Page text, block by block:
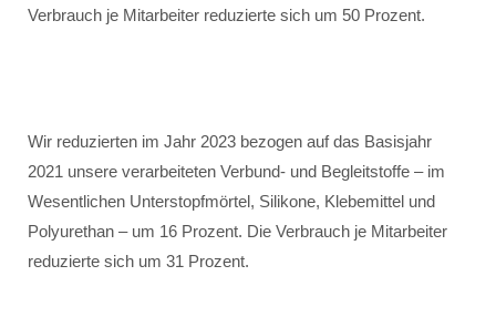
Verbrauch je Mitarbeiter reduzierte sich um 50 Prozent.
Wir reduzierten im Jahr 2023 bezogen auf das Basisjahr
2021 unsere verarbeiteten Verbund- und Begleitstoffe – im
Wesentlichen Unterstopfmörtel, Silikone, Klebemittel und
Polyurethan – um 16 Prozent. Die Verbrauch je Mitarbeiter
reduzierte sich um 31 Prozent.